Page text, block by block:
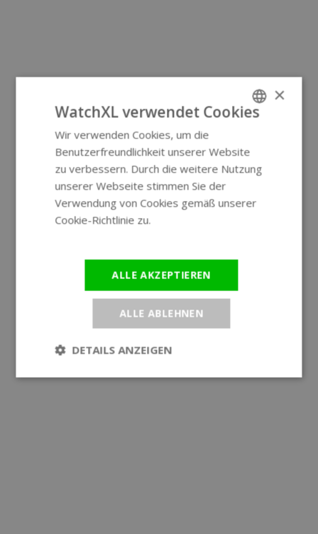
GERMAN
×
WatchXL verwendet Cookies
Wir verwenden Cookies, um die
Benutzerfreundlichkeit unserer Website
zu verbessern. Durch die weitere Nutzung
unserer Webseite stimmen Sie der
Verwendung von Cookies gemäß unserer
Cookie-Richtlinie zu.
ALLE AKZEPTIEREN
ALLE ABLEHNEN
DETAILS ANZEIGEN